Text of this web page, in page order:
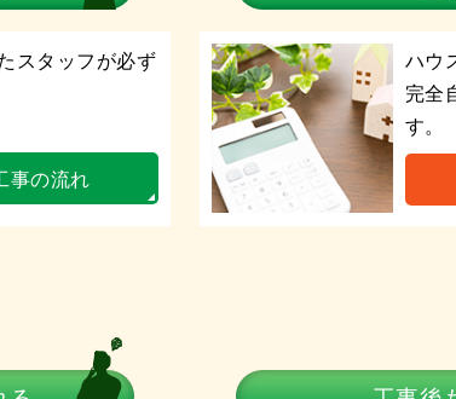
スタッフが必ず
事の流れ
ハウ
完全
す。